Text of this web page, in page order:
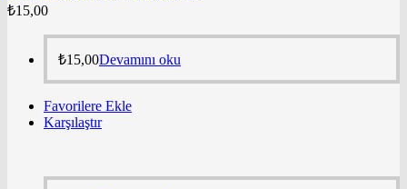
₺15,00
₺15,00Devamını oku
Favorilere Ekle
Karşılaştır